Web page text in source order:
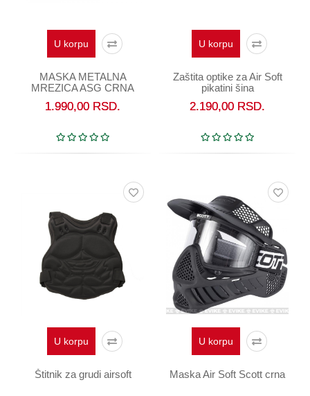
U korpu
MASKA METALNA
MREZICA ASG CRNA
1.990,00 RSD.
U korpu
Zaštita optike za Air Soft
pikatini šina
2.190,00 RSD.
U korpu
Štitnik za grudi airsoft
U korpu
Maska Air Soft Scott crna